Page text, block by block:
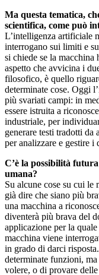
Ma questa tematica,
scientifica, come può
L’intelligenza artificiale
interrogano sui limiti e
si chiede se la
aspetto che avvicina i
filosofico, è quello
determinate cose. Oggi
più svariati campi: in
essere istruita a
industriale, per
generare testi tradotti da
per analizzare e gestire i
C’è la possibilità
umana?
Su alcune cose su cui le
già dire che siano più
una macchina a
diventerà più brava del
applicazione per la quale
macchina viene
in grado di darci
determinate funzioni,
volere, o di provare